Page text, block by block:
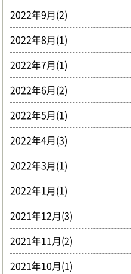
2022年9月(2)
2022年8月(1)
2022年7月(1)
2022年6月(2)
2022年5月(1)
2022年4月(3)
2022年3月(1)
2022年1月(1)
2021年12月(3)
2021年11月(2)
2021年10月(1)